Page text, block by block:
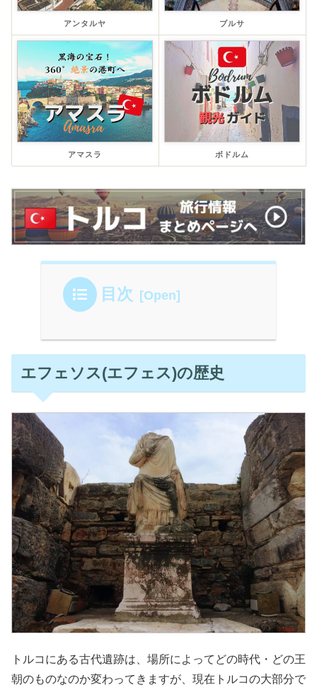
アンタルヤ ブルサ
アマスラ ボドルム
目次
エフェソス(エフェス)の歴史
トルコにある古代遺跡は、場所によってどの時代・どの王
朝のものなのか変わってきますが、現在トルコの大部分で